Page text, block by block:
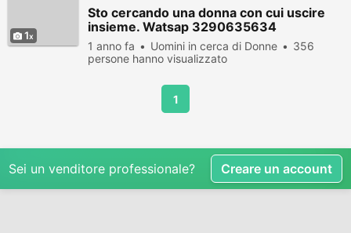
1
Sto cercando una donna con cui uscire
insieme. Watsap 3290635634
1 anno fa Uomini in cerca di Donne
356
persone hanno visualizzato
1
Sei un venditore professionale? Creare un account